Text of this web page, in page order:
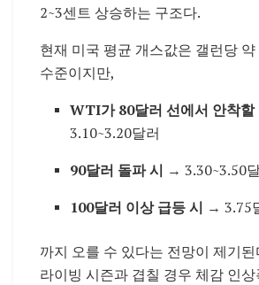
2~3센트 상승하는 구조다.
현재 미국 평균 개스값은 갤런당
수준이지만,
WTI가 80달러 선에서 안착할
3.10~3.20달러
90달러 돌파 시 → 3.30~3.50
100달러 이상 급등 시 → 3.75
까지 오를 수 있다는 전망이 제기
라이빙 시즌과 겹칠 경우 체감 인